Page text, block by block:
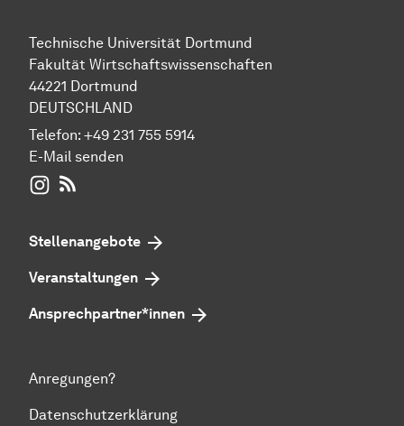
Technische Universität Dortmund
Fakultät Wirtschaftswissenschaften
44221 Dortmund
DEUTSCHLAND
Telefon: +49 231 755 5914
E-Mail senden
WIWI auf Instagram
Stellenangebote
Veranstaltungen
Ansprechpartner*innen
Anregungen?
Datenschutzerklärung